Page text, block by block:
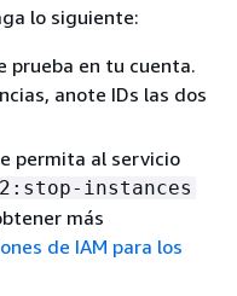
lo siguiente:
prueba en tu cuenta.
anote IDs las dos
permita al servicio
instances
más
de IAM para los